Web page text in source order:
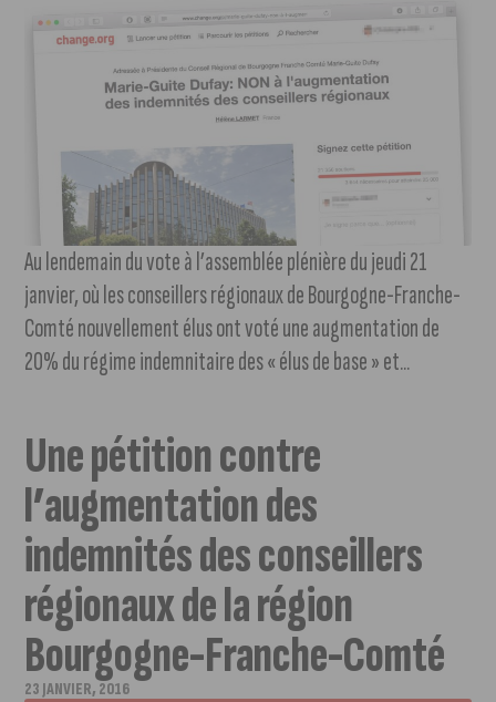
Au lendemain du vote à l’assemblée plénière du jeudi 21
janvier, où les conseillers régionaux de Bourgogne-Franche-
Comté nouvellement élus ont voté une augmentation de
20% du régime indemnitaire des « élus de base » et...
Une pétition contre
l’augmentation des
indemnités des conseillers
régionaux de la région
Bourgogne-Franche-Comté
23 JANVIER, 2016